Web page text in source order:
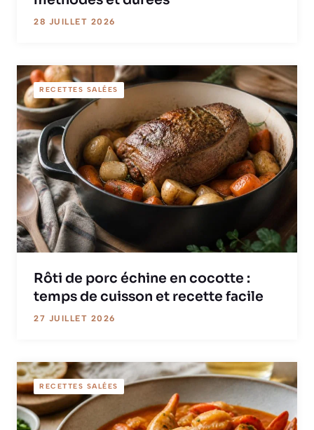
28 JUILLET 2026
RECETTES SALÉES
Rôti de porc échine en cocotte :
temps de cuisson et recette facile
27 JUILLET 2026
RECETTES SALÉES